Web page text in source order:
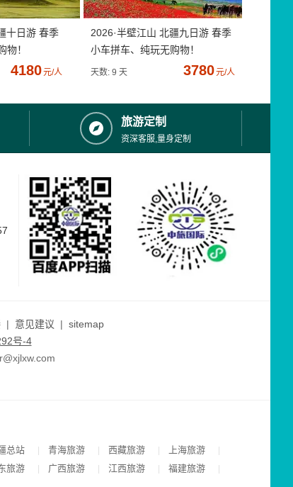
十日游 春季
物！
4180元/人
2026·半壁江山 北疆九日游 春季
小车拼车、纯玩无购物！
天数: 9 天 3780元/人
旅游定制
资深客服,量身定制
| 意见建议 | sitemap
号-4
总站 | 青海旅游 | 西藏旅游 | 上海旅游 |
旅游 | 广西旅游 | 江西旅游 | 福建旅游 |